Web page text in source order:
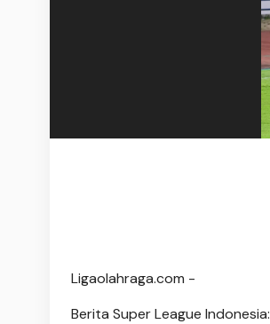
Ligaolahraga.com -
Berita Super League Indonesia: